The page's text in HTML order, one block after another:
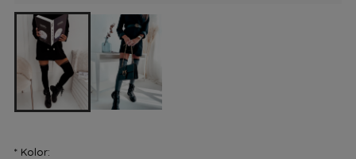
*Kolor: